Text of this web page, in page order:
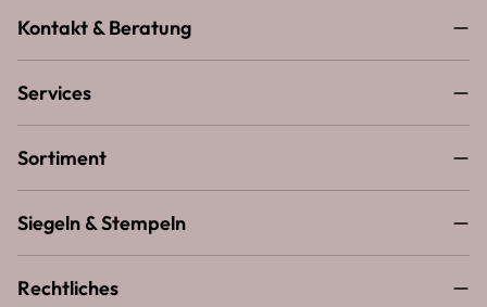
Kontakt & Beratung
Services
Sortiment
Siegeln & Stempeln
Rechtliches